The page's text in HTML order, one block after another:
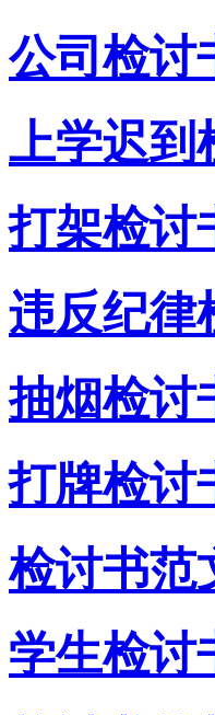
公司检讨
上学迟到
打架检讨
违反纪律
抽烟检讨
打牌检讨
检讨书范
学生检讨